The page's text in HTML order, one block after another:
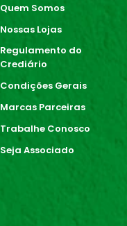
Quem Somos
Nossas Lojas
Regulamento do
Crediário
Condições Gerais
Marcas Parceiras
Trabalhe Conosco
Seja Associado